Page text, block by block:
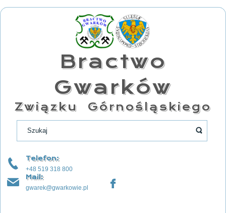
Bractwo
Gwarków
Związku Górnośląskiego
Telefon:
+48 519 318 800
Mail:
gwarek@gwarkowie.pl